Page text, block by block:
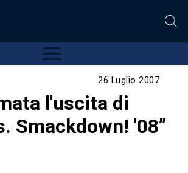
26 Luglio 2007
l'uscita di
Smackdown! '08”